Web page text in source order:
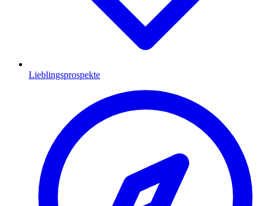
Lieblingsprospekte